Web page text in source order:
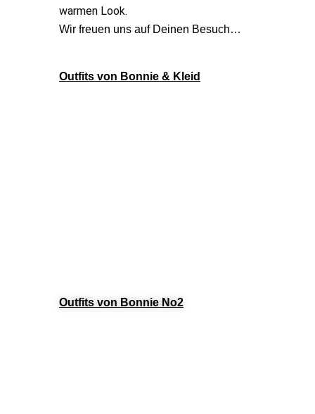
warmen Look.
Wir freuen uns auf Deinen Besuch…
Outfits von Bonnie & Kleid
Outfits von Bonnie No2